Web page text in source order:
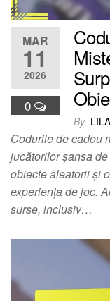
MAR
11
2026
0
By
Codurile de cadou
jucătorilor șansa
obiecte aleatorii și
experiența de joc.
surse, inclusiv…